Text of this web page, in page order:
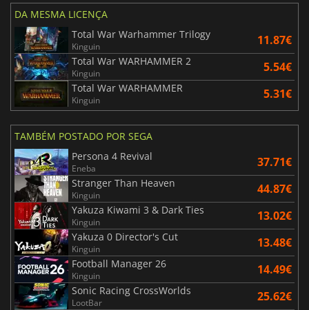
DA MESMA LICENÇA
Total War Warhammer Trilogy
Kinguin 11.87€
Total War WARHAMMER 2
Kinguin 5.54€
Total War WARHAMMER
Kinguin 5.31€
TAMBÉM POSTADO POR SEGA
Persona 4 Revival
Eneba 37.71€
Stranger Than Heaven
Kinguin 44.87€
Yakuza Kiwami 3 & Dark Ties
Kinguin 13.02€
Yakuza 0 Director's Cut
Kinguin 13.48€
Football Manager 26
Kinguin 14.49€
Sonic Racing CrossWorlds
LootBar 25.62€